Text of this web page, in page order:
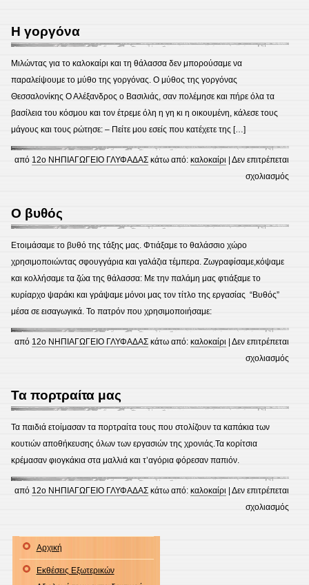
Η γοργόνα
Μιλώντας για το καλοκαίρι και τη θάλασσα δεν μπορούσαμε να
παραλείψουμε το μύθο της γοργόνας. Ο μύθος της γοργόνας
Θεσσαλονίκης Ο Αλέξανδρος ο Βασιλιάς, σαν πολέμησε και πήρε όλα τα
βασίλεια του κόσμου και τον έτρεμε όλη η γη κι η οικουμένη, κάλεσε τους
μάγους και τους ρώτησε: – Πείτε μου εσείς που κατέχετε της […]
από 12ο ΝΗΠΙΑΓΩΓΕΙΟ ΓΛΥΦΑΔΑΣ κάτω από:καλοκαίρι |Δεν επιτρέπεται
σχολιασμός
Ο βυθός
Ετοιμάσαμε το βυθό της τάξης μας. Φτιάξαμε το θαλάσσιο χώρο
χρησιμοποιώντας σφουγγάρια και γαλάζια τέμπερα. Ζωγραφίσαμε,κόψαμε
και κολλήσαμε τα ζώα της θάλασσα: Με την παλάμη μας φτιάξαμε το
κυρίαρχο ψαράκι και γράψαμε μόνοι μας τον τίτλο της εργασίας “Βυθός”
μέσα σε εισαγωγικά. Το πατρόν που χρησιμοποιήσαμε:
από 12ο ΝΗΠΙΑΓΩΓΕΙΟ ΓΛΥΦΑΔΑΣ κάτω από:καλοκαίρι |Δεν επιτρέπεται
σχολιασμός
Τα πορτραίτα μας
Τα παιδιά ετοίμασαν τα πορτραίτα τους που στολίζουν τα καπάκια των
κουτιών αποθήκευσης όλων των εργασιών της χρονιάς.Τα κορίτσια
κρέμασαν φιογκάκια στα μαλλιά και τ’αγόρια φόρεσαν παπιόν.
από 12ο ΝΗΠΙΑΓΩΓΕΙΟ ΓΛΥΦΑΔΑΣ κάτω από:καλοκαίρι |Δεν επιτρέπεται
σχολιασμός
Αρχική
Εκθέσεις Εξωτερικών